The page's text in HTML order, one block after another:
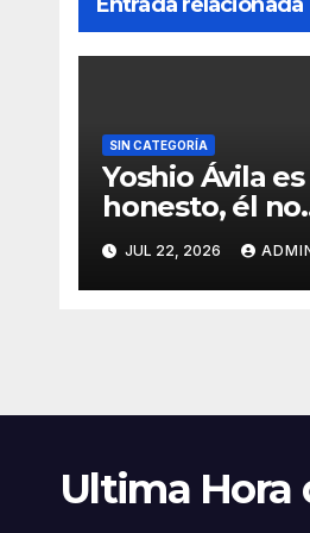
SIN CATEGORÍA
Yoshio Ávila es
honesto, él no
condiciona el
a alguna
política por
JUL 22, 2026
Ultima Hora